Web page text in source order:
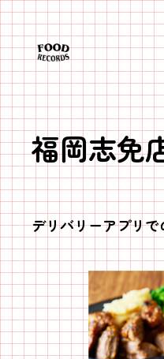
内
容
を
ス
キ
ッ
福岡志免
デリバリーアプリで